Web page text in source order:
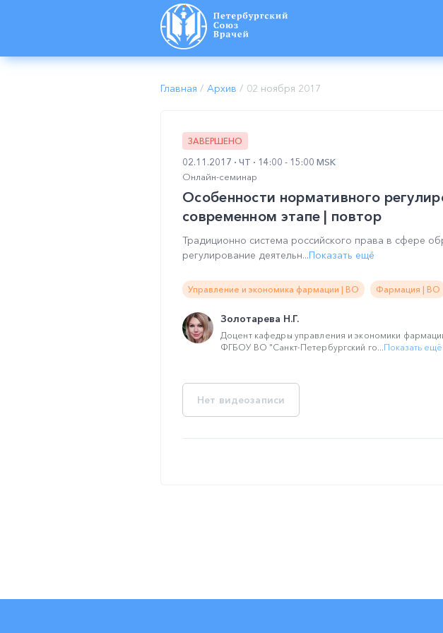
Главная / Архив / 02 ноября 2017
ЗАВЕРШЕНО
02.11.2017 ЧТ
14:00 - 15:00 MSK
Онлайн-семинар
Особенности нормативного
современном этапе | повтор
Традиционно система российского права в сфере
регулирование деятельн...Показать ещё
Управление и экономика фармации | ВО Фармация | ВО
Золотарева Н.Г.
Доцент кафедры управления и экономики
ФГБОУ ВО "Санкт-Петербургский го...Показать ещё
Нет видеозаписи